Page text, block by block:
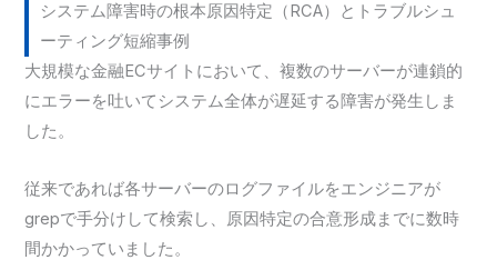
システム障害時の根本原因特定（RCA）とトラブルシュ
ーティング短縮事例
大規模な金融ECサイトにおいて、複数のサーバーが連鎖的
にエラーを吐いてシステム全体が遅延する障害が発生しま
した。
従来であれば各サーバーのログファイルをエンジニアが
grepで手分けして検索し、原因特定の合意形成までに数時
間かかっていました。